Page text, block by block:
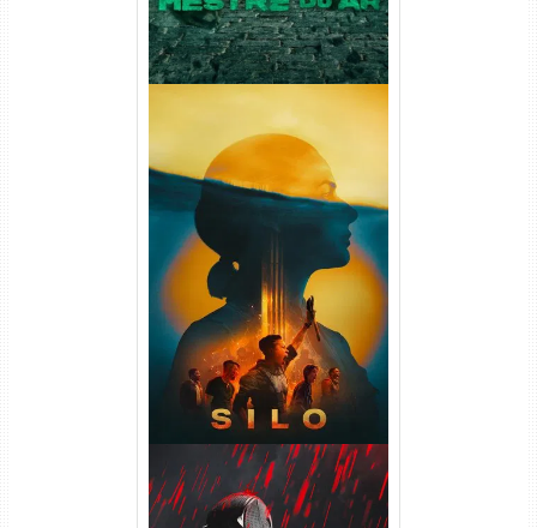
Silo 2ª Temporada (2024)
WEB-DL 1080p Dual Áudio